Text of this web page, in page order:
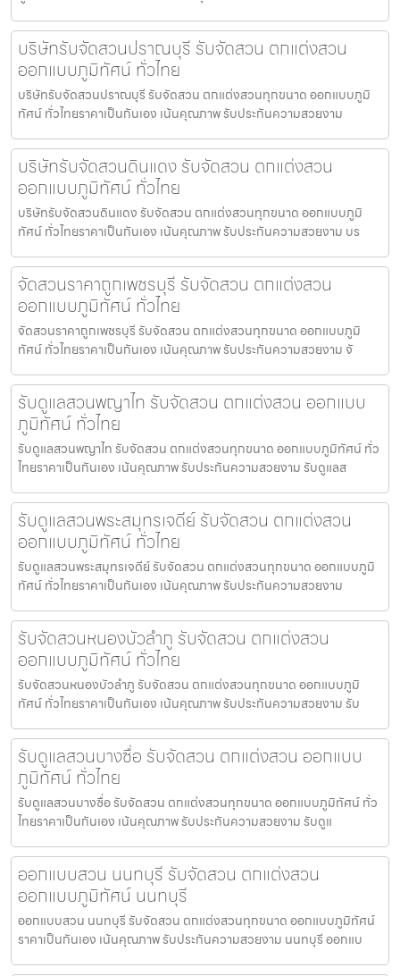
บริษัทรับจัดสวนปราณบุรี รับจัดสวน ตกแต่งสวน
ออกแบบภูมิทัศน์ ทั่วไทย
บริษัทรับจัดสวนปราณบุรี รับจัดสวน ตกแต่งสวนทุกขนาด ออกแบบภูมิ
ทัศน์ ทั่วไทยราคาเป็นกันเอง เน้นคุณภาพ รับประกันความสวยงาม
บริษัทรับจัดสวนดินแดง รับจัดสวน ตกแต่งสวน
ออกแบบภูมิทัศน์ ทั่วไทย
บริษัทรับจัดสวนดินแดง รับจัดสวน ตกแต่งสวนทุกขนาด ออกแบบภูมิ
ทัศน์ ทั่วไทยราคาเป็นกันเอง เน้นคุณภาพ รับประกันความสวยงาม บร
จัดสวนราคาถูกเพชรบุรี รับจัดสวน ตกแต่งสวน
ออกแบบภูมิทัศน์ ทั่วไทย
จัดสวนราคาถูกเพชรบุรี รับจัดสวน ตกแต่งสวนทุกขนาด ออกแบบภูมิ
ทัศน์ ทั่วไทยราคาเป็นกันเอง เน้นคุณภาพ รับประกันความสวยงาม จั
รับดูแลสวนพญาไท รับจัดสวน ตกแต่งสวน ออกแบบ
ภูมิทัศน์ ทั่วไทย
รับดูแลสวนพญาไท รับจัดสวน ตกแต่งสวนทุกขนาด ออกแบบภูมิทัศน์ ทั่ว
ไทยราคาเป็นกันเอง เน้นคุณภาพ รับประกันความสวยงาม รับดูแลส
รับดูแลสวนพระสมุทรเจดีย์ รับจัดสวน ตกแต่งสวน
ออกแบบภูมิทัศน์ ทั่วไทย
รับดูแลสวนพระสมุทรเจดีย์ รับจัดสวน ตกแต่งสวนทุกขนาด ออกแบบภูมิ
ทัศน์ ทั่วไทยราคาเป็นกันเอง เน้นคุณภาพ รับประกันความสวยงาม
รับจัดสวนหนองบัวลำภู รับจัดสวน ตกแต่งสวน
ออกแบบภูมิทัศน์ ทั่วไทย
รับจัดสวนหนองบัวลำภู รับจัดสวน ตกแต่งสวนทุกขนาด ออกแบบภูมิ
ทัศน์ ทั่วไทยราคาเป็นกันเอง เน้นคุณภาพ รับประกันความสวยงาม รับ
รับดูแลสวนบางซื่อ รับจัดสวน ตกแต่งสวน ออกแบบ
ภูมิทัศน์ ทั่วไทย
รับดูแลสวนบางซื่อ รับจัดสวน ตกแต่งสวนทุกขนาด ออกแบบภูมิทัศน์ ทั่ว
ไทยราคาเป็นกันเอง เน้นคุณภาพ รับประกันความสวยงาม รับดูแ
ออกแบบสวน นนทบุรี รับจัดสวน ตกแต่งสวน
ออกแบบภูมิทัศน์ นนทบุรี
ออกแบบสวน นนทบุรี รับจัดสวน ตกแต่งสวนทุกขนาด ออกแบบภูมิทัศน์
ราคาเป็นกันเอง เน้นคุณภาพ รับประกันความสวยงาม นนทบุรี ออกแบ